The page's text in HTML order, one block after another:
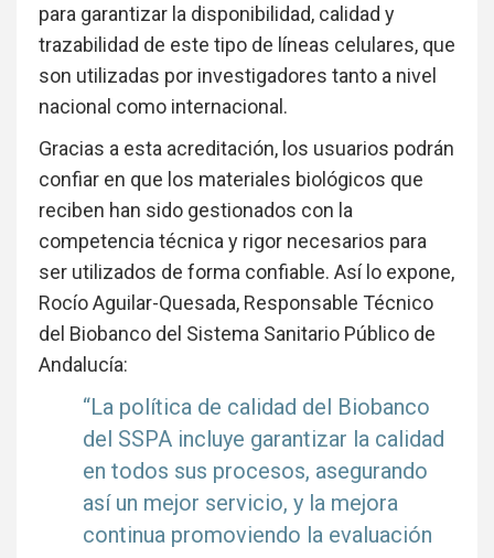
para garantizar la disponibilidad, calidad y
trazabilidad de este tipo de líneas celulares, que
son utilizadas por investigadores tanto a nivel
nacional como internacional.
Gracias a esta acreditación, los usuarios podrán
confiar en que los materiales biológicos que
reciben han sido gestionados con la
competencia técnica y rigor necesarios para
ser utilizados de forma confiable. Así lo expone,
Rocío Aguilar-Quesada, Responsable Técnico
del Biobanco del Sistema Sanitario Público de
Andalucía:
“La política de calidad del Biobanco
del SSPA incluye garantizar la calidad
en todos sus procesos, asegurando
así un mejor servicio, y la mejora
continua promoviendo la evaluación